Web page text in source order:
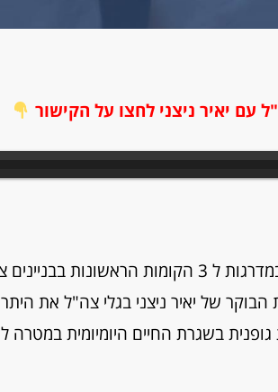
עם יאיר ניצני לחצו על הקישור
בעקבות הוראת המושל האזורי בטורקיה על השימוש במדרגות ל 3 הקומות
של יאיר ניצני בגלי צה"ל את
בשגרת החיים היומיומית במטרה